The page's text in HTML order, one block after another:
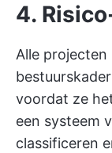
4.
Alle
voordat ze
een systeem
classificeren